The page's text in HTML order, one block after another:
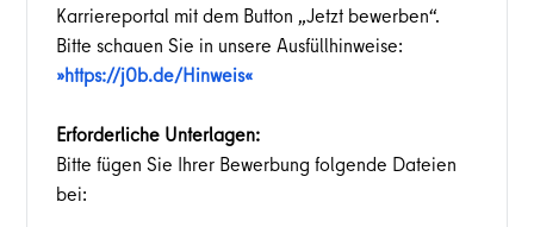
Karriereportal mit dem Button „Jetzt bewerben“.
Bitte schauen Sie in unsere Ausfüllhinweise:
https://j0b.de/Hinweis
Erforderliche Unterlagen:
Bitte fügen Sie Ihrer Bewerbung folgende Dateien
bei: